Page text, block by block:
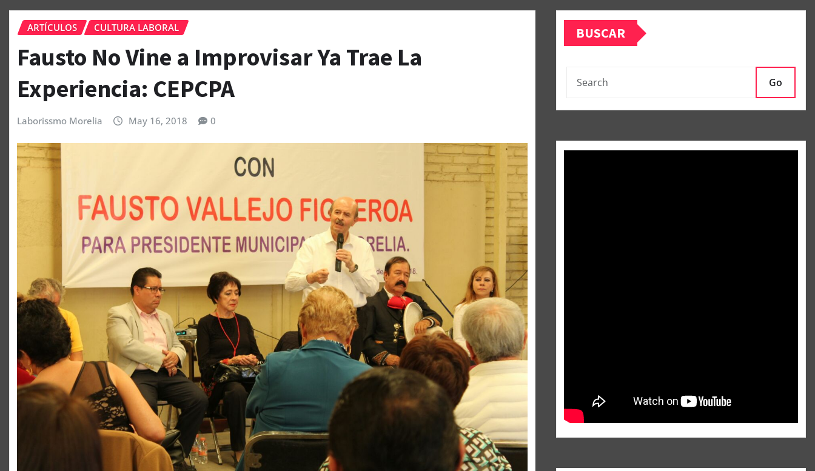
ARTÍCULOS CULTURA LABORAL
Fausto No Vine a Improvisar Ya Trae La
Experiencia: CEPCPA
Laborissmo Morelia May 16, 2018 0
BUSCAR
Go